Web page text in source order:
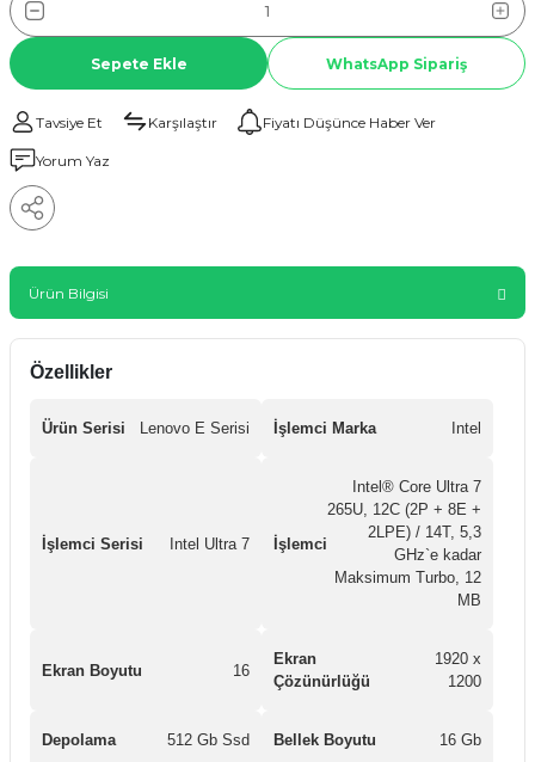
Sepete Ekle WhatsApp Sipariş
Tavsiye Et Karşılaştır Fiyatı Düşünce Haber Ver
Yorum Yaz
Ürün Bilgisi
Özellikler
Ürün Serisi Lenovo E Serisi İşlemci Marka Intel
İşlemci Serisi Intel Ultra 7 İşlemci
Intel® Core Ultra 7
265U, 12C (2P + 8E +
2LPE) / 14T, 5,3
GHz`e kadar
Maksimum Turbo, 12
MB
Ekran Boyutu 16
Ekran
Çözünürlüğü
1920 x
1200
Depolama 512 Gb Ssd Bellek Boyutu 16 Gb